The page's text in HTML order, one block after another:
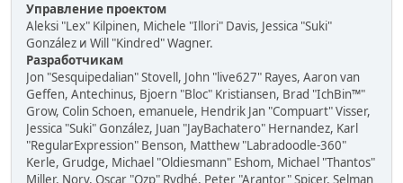
Управление проектом
Aleksi "Lex" Kilpinen, Michele "Illori" Davis, Jessica "Suki"
González и Will "Kindred" Wagner.
Разработчикам
Jon "Sesquipedalian" Stovell, John "live627" Rayes, Aaron van
Geffen, Antechinus, Bjoern "Bloc" Kristiansen, Brad "IchBin™"
Grow, Colin Schoen, emanuele, Hendrik Jan "Compuart" Visser,
Jessica "Suki" González, Juan "JayBachatero" Hernandez, Karl
"RegularExpression" Benson, Matthew "Labradoodle-360"
Kerle, Grudge, Michael "Oldiesmann" Eshom, Michael "Thantos"
Miller, Norv, Oscar "Ozp" Rydhé, Peter "Arantor" Spicer, Selman